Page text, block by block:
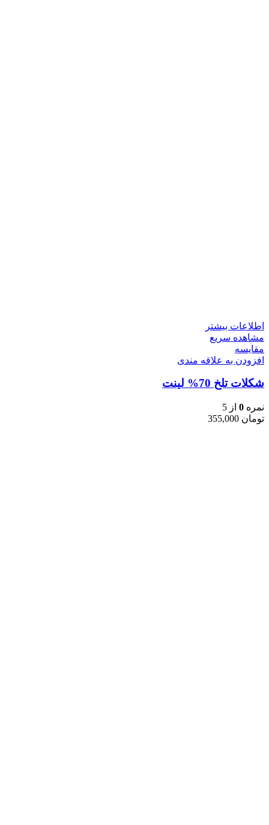
اطلاعات بیشتر
مشاهده سریع
مقایسه
افزودن به علاقه مندی
شکلات تلخ 70% لینت
نمره 0 از 5
تومان